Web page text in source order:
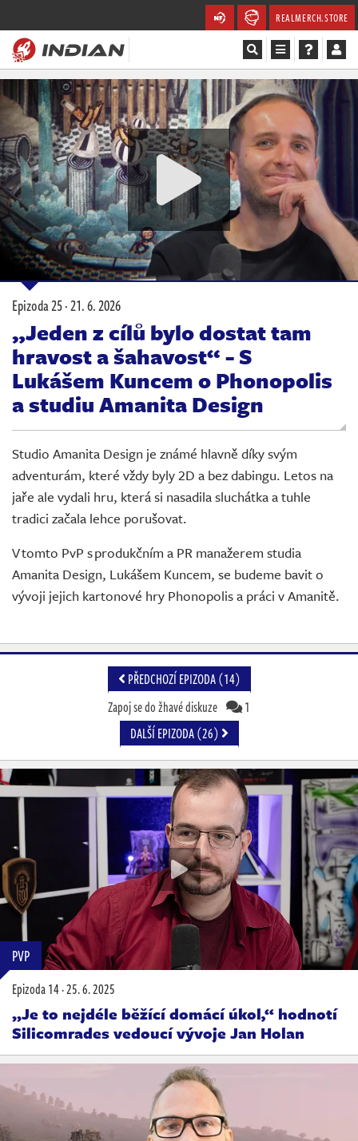
REALMERCH.STORE
Magazín
Recenze
Videa
Soutěže
Databáze
Komunita
Redakce
Živě
Epizoda 25 ·21. 6. 2026
„Jeden z cílů bylo dostat tam
hravost a šahavost“ - S
Lukášem Kuncem o Phonopolis
a studiu Amanita Design
Studio Amanita Design je známé hlavně díky svým
adventurám, které vždy byly 2D a bez dabingu. Letos na
jaře ale vydali hru, která si nasadila sluchátka a tuhle
tradici začala lehce porušovat.
V tomto PvP s produkčním a PR manažerem studia
Amanita Design, Lukášem Kuncem, se budeme bavit o
vývoji jejich kartonové hry Phonopolis a práci v Amanitě.
PŘEDCHOZÍ EPIZODA (14)
Zapoj se do žhavé diskuze
1
DALŠÍ EPIZODA (26)
PVP
Epizoda 14·25. 6. 2025
„Je to nejdéle běžící domácí úkol,“ hodnotí
Silicomrades vedoucí vývoje Jan Holan